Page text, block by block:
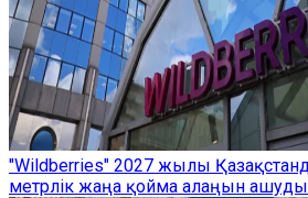
"Wildberries" 2027 жылы
метрлік жаңа қойма алаңын